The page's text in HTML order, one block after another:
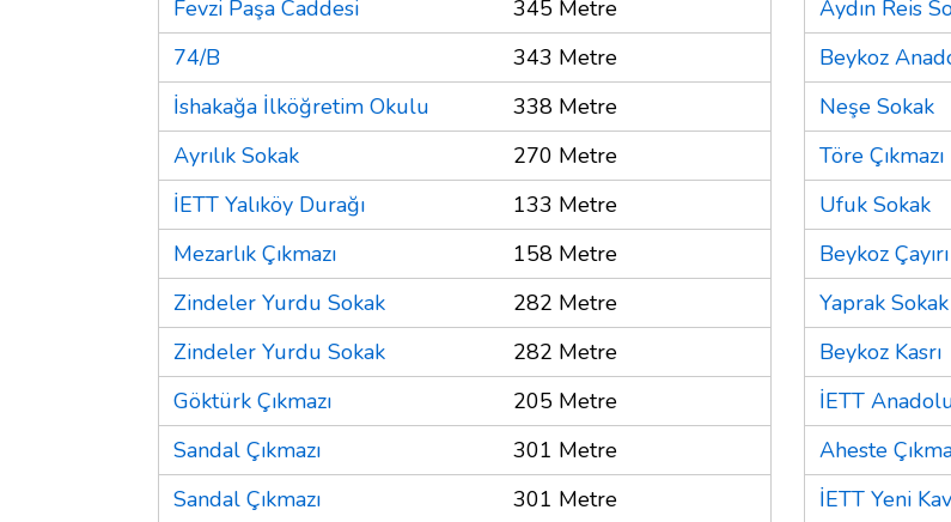
Fevzi Paşa Caddesi
345 Metre
74/B
343 Metre
İshakağa İlköğretim Okulu
338 Metre
Ayrılık Sokak
270 Metre
İETT Yalıköy Durağı
133 Metre
Mezarlık Çıkmazı
158 Metre
Zindeler Yurdu Sokak
282 Metre
Zindeler Yurdu Sokak
282 Metre
Göktürk Çıkmazı
205 Metre
Sandal Çıkmazı
301 Metre
Sandal Çıkmazı
301 Metre
Aydın Reis
Beykoz
Neşe Sokak
Töre Çıkmazı
Ufuk Sokak
Beykoz Çayırı
Yaprak Sokak
Beykoz Kasrı
İETT
Aheste
İETT Yeni